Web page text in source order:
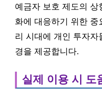
예금자 보호 제도의 상
화에 대응하기 위한
리 시대에 개인 투자
경을 제공합니다.
실제 이용 시 도